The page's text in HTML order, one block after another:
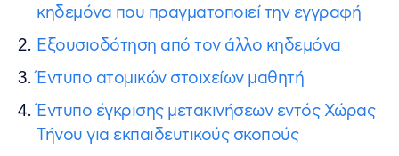
κηδεμόνα που πραγματοποιεί την εγγραφή
Εξουσιοδότηση από τον άλλο κηδεμόνα
Έντυπο ατομικών στοιχείων μαθητή
Έντυπο έγκρισης μετακινήσεων εντός Χώρας
Τήνου για εκπαιδευτικούς σκοπούς